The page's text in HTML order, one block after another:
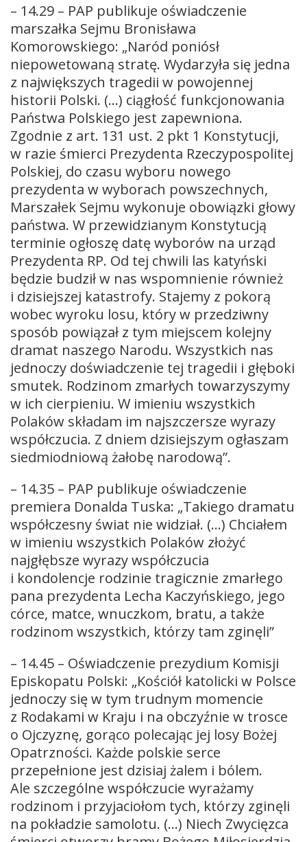
– 14.29 – PAP publikuje oświadczenie
marszałka Sejmu Bronisława
Komorowskiego: „Naród poniósł
niepowetowaną stratę. Wydarzyła się jedna
z największych tragedii w powojennej
historii Polski. (…) ciągłość funkcjonowania
Państwa Polskiego jest zapewniona.
Zgodnie z art. 131 ust. 2 pkt 1 Konstytucji,
w razie śmierci Prezydenta Rzeczypospolitej
Polskiej, do czasu wyboru nowego
prezydenta w wyborach powszechnych,
Marszałek Sejmu wykonuje obowiązki głowy
państwa. W przewidzianym Konstytucją
terminie ogłoszę datę wyborów na urząd
Prezydenta RP. Od tej chwili las katyński
będzie budził w nas wspomnienie również
i dzisiejszej katastrofy. Stajemy z pokorą
wobec wyroku losu, który w przedziwny
sposób powiązał z tym miejscem kolejny
dramat naszego Narodu. Wszystkich nas
jednoczy doświadczenie tej tragedii i głęboki
smutek. Rodzinom zmarłych towarzyszymy
w ich cierpieniu. W imieniu wszystkich
Polaków składam im najszczersze wyrazy
współczucia. Z dniem dzisiejszym ogłaszam
siedmiodniową żałobę narodową”.
– 14.35 – PAP publikuje oświadczenie
premiera Donalda Tuska: „Takiego dramatu
współczesny świat nie widział. (…) Chciałem
w imieniu wszystkich Polaków złożyć
najgłębsze wyrazy współczucia
i kondolencje rodzinie tragicznie zmarłego
pana prezydenta Lecha Kaczyńskiego, jego
córce, matce, wnuczkom, bratu, a także
rodzinom wszystkich, którzy tam zginęli”
– 14.45 – Oświadczenie prezydium Komisji
Episkopatu Polski: „Kościół katolicki w Polsce
jednoczy się w tym trudnym momencie
z Rodakami w Kraju i na obczyźnie w trosce
o Ojczyznę, gorąco polecając jej losy Bożej
Opatrzności. Każde polskie serce
przepełnione jest dzisiaj żalem i bólem.
Ale szczególne współczucie wyrażamy
rodzinom i przyjaciołom tych, którzy zginęli
na pokładzie samolotu. (…) Niech Zwycięzca